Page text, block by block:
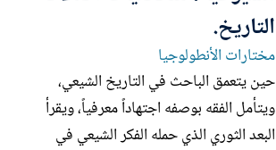
التاريخ.
مختارات الأنطولوجيا
حين يتعمق الباحث في التاريخ الشيعي،
ويتأمل الفقه بوصفه اجتهاداً معرفياً، ويقرأ
البعد الثوري الذي حمله الفكر الشيعي في